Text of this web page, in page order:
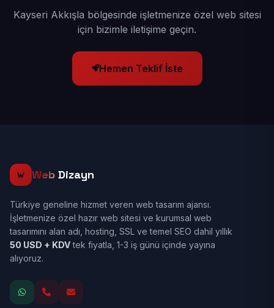
Kayseri Akkışla bölgesinde işletmenize özel web sitesi
için bizimle iletişime geçin.
Hemen Teklif İste
Web Dizayn
Türkiye geneline hizmet veren web tasarım ajansı.
İşletmenize özel hazır web sitesi ve kurumsal web
tasarımını alan adı, hosting, SSL ve temel SEO dahil yıllık
50 USD + KDVtek fiyatla, 1-3 iş günü içinde yayına
alıyoruz.